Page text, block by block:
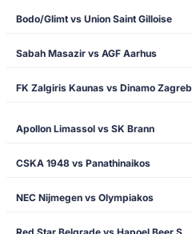
Bodo/Glimt vs Union Saint Gilloise
Sabah Masazir vs AGF Aarhus
FK Zalgiris Kaunas vs Dinamo Zagreb
Apollon Limassol vs SK Brann
CSKA 1948 vs Panathinaikos
NEC Nijmegen vs Olympiakos